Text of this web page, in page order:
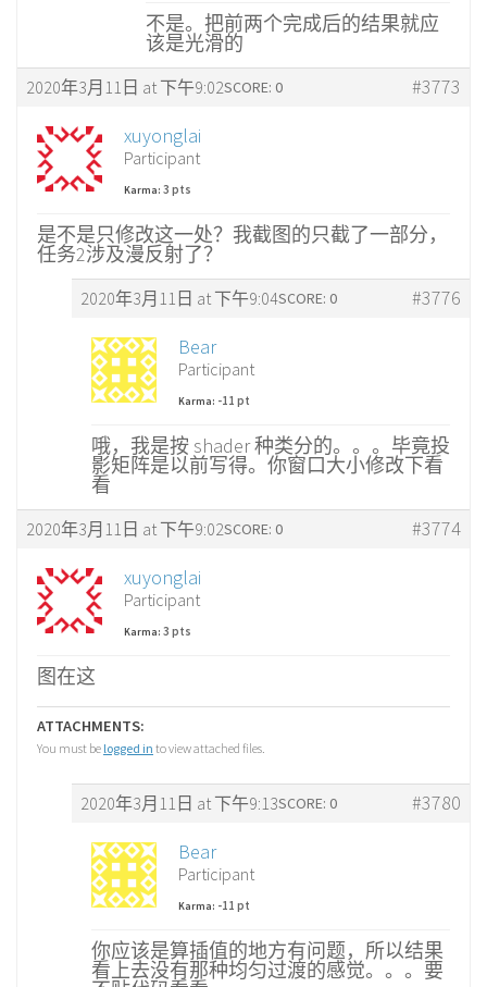
不是。把前两个完成后的结果就应
该是光滑的
2020年3月11日 at 下午9:02 #3773
SCORE: 0
xuyonglai
Participant
Karma: 3 pts
是不是只修改这一处？我截图的只截了一部分，
任务2涉及漫反射了？
2020年3月11日 at 下午9:04 #3776
SCORE: 0
Bear
Participant
Karma: -11 pt
哦，我是按 shader 种类分的。。。毕竟投
影矩阵是以前写得。你窗口大小修改下看
看
2020年3月11日 at 下午9:02 #3774
SCORE: 0
xuyonglai
Participant
Karma: 3 pts
图在这
ATTACHMENTS:
You must be logged in to view attached files.
2020年3月11日 at 下午9:13 #3780
SCORE: 0
Bear
Participant
Karma: -11 pt
你应该是算插值的地方有问题，所以结果
看上去没有那种均匀过渡的感觉。。。要